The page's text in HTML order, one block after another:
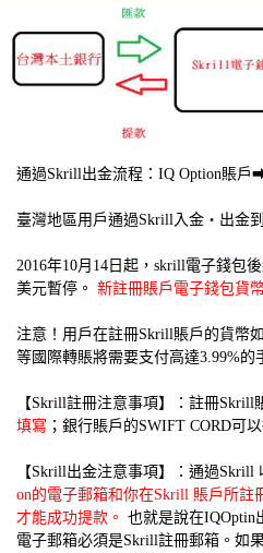
通過Skrill出金流程：IQ Option賬
臺灣地區用戶通過Skrill入金・出金
2016年10月14日起，skrill電子錢包
美元暫停。 新註冊賬戶電子錢包貨
注意！用戶在註冊Skrill賬戶的貨幣
等國際轉賬將需要支付高達3.99%的
【Skrill註冊注意事項】：註冊Skrill
填寫 ；銀行賬戶的SWIFT CORD可
【Skrill出金注意事項】：通過Skrill
on的電子郵箱和你在Skrill 賬戶所註
才能成功提款。 也就是說在IQOptin
電子郵箱必須是Skrill註冊郵箱。如